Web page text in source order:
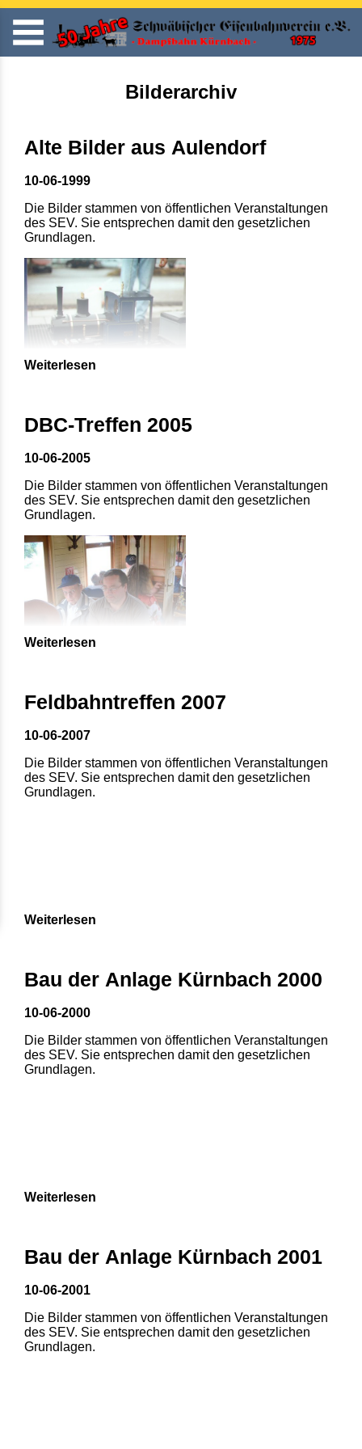
Bilderarchiv
Alte Bilder aus Aulendorf
10-06-1999
Die Bilder stammen von öffentlichen Veranstaltungen
des SEV. Sie entsprechen damit den gesetzlichen
Grundlagen.
Weiterlesen
DBC-Treffen 2005
10-06-2005
Die Bilder stammen von öffentlichen Veranstaltungen
des SEV. Sie entsprechen damit den gesetzlichen
Grundlagen.
Weiterlesen
Feldbahntreffen 2007
10-06-2007
Die Bilder stammen von öffentlichen Veranstaltungen
des SEV. Sie entsprechen damit den gesetzlichen
Grundlagen.
Weiterlesen
Bau der Anlage Kürnbach 2000
10-06-2000
Die Bilder stammen von öffentlichen Veranstaltungen
des SEV. Sie entsprechen damit den gesetzlichen
Grundlagen.
Weiterlesen
Bau der Anlage Kürnbach 2001
10-06-2001
Die Bilder stammen von öffentlichen Veranstaltungen
des SEV. Sie entsprechen damit den gesetzlichen
Grundlagen.